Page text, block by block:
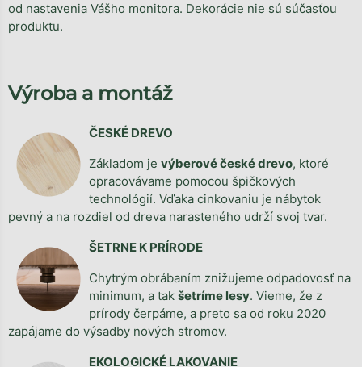
od nastavenia Vášho monitora. Dekorácie nie sú súčasťou
produktu.
Výroba a montáž
ČESKÉ DREVO
Základom je výberové české drevo, ktoré
opracovávame pomocou špičkových
technológií. Vďaka cinkovaniu je nábytok
pevný a na rozdiel od dreva narasteného udrží svoj tvar.
ŠETRNE K PRÍRODE
Chytrým obrábaním znižujeme odpadovosť na
minimum, a tak šetríme lesy. Vieme, že z
prírody čerpáme, a preto sa od roku 2020
zapájame do výsadby nových stromov.
EKOLOGICKÉ LAKOVANIE